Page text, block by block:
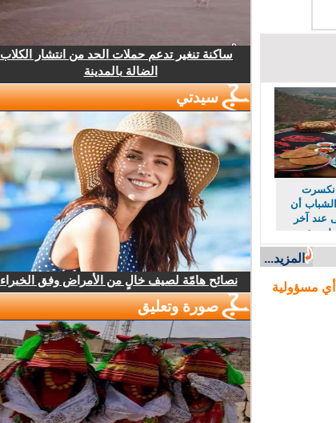
انكسرت
أن
عند آخر
المزيد...
أي مسؤولية
ساكنة تنغير تدعم حملات الحد من انتشار الكلاب
الضالة بالمدينة
سيدتي
نصائح هامّة لصيف خالٍ من الأمراض وفق الخبراء
صورة وتعليق